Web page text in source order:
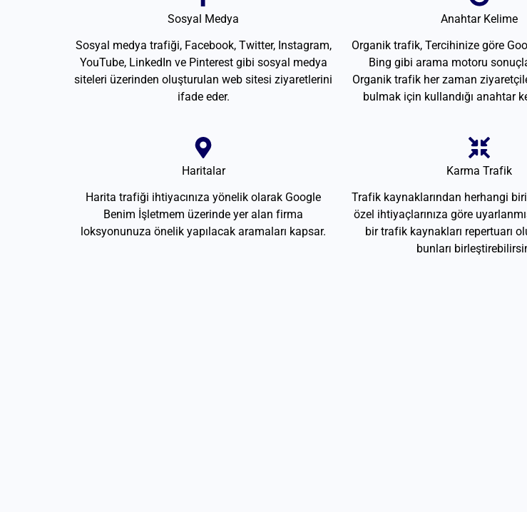
Sosyal Medya
Sosyal medya trafiği, Facebook, Twitter, Instagram,
YouTube, LinkedIn ve Pinterest gibi sosyal medya
siteleri üzerinden oluşturulan web sitesi ziyaretlerini
ifade eder.
Anahtar Kelime
Organik trafik, Tercihinize göre
Bing gibi arama motoru
Organik trafik her zaman
bulmak için kullandığı anahtar
Haritalar
Harita trafiği ihtiyacınıza yönelik olarak Google
Benim İşletmem üzerinde yer alan firma
loksyonunuza önelik yapılacak aramaları kapsar.
Karma Trafik
Trafik kaynaklarından herhangi
özel ihtiyaçlarınıza göre
bir trafik kaynakları repertuarı
bunları